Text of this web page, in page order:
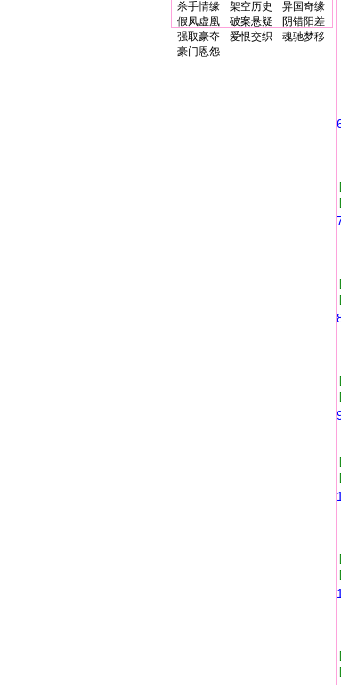
杀手情缘
架空历史
异国奇缘
假凤虚凰
破案悬疑
阴错阳差
强取豪夺
爱恨交织
魂驰梦移
豪门恩怨